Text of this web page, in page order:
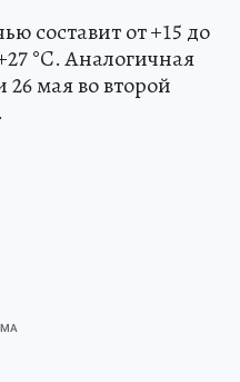
составит от +15 до
°C. Аналогичная
мая во второй